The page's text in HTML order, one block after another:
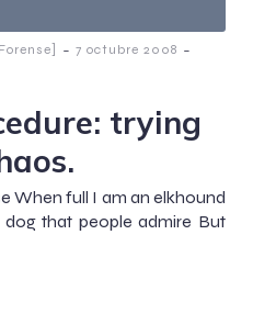
- 7 octubre 2008 -
trying
When full I am an elkhound
that people admire But